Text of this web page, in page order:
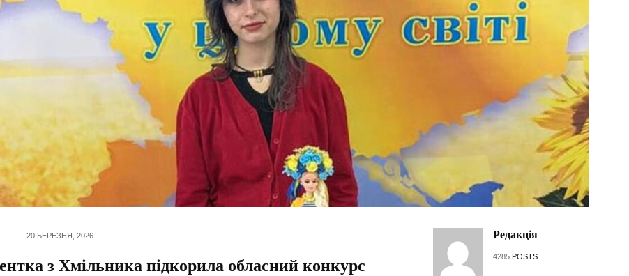
20 БЕРЕЗНЯ, 2026
з Хмільника підкорила обласний конкурс
Редакція
4285 POSTS